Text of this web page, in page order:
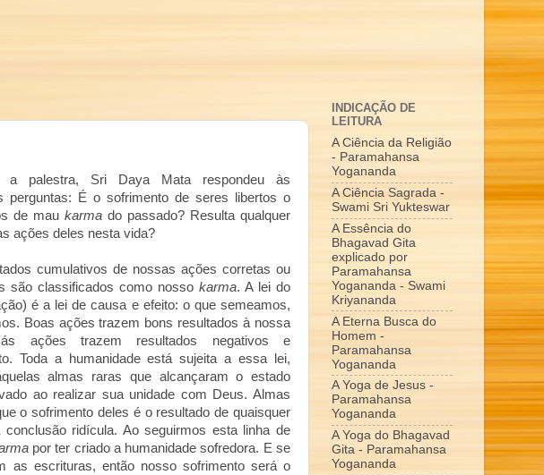
a palestra, Sri Daya Mata respondeu às
perguntas: É o sofrimento de seres libertos o
de mau karmado passado? Resulta qualquer
ações deles nesta vida?
cumulativos de nossas ações corretas ou
são classificados como nosso karma. A lei do
é a lei de causa e efeito: o que semeamos,
Boas ações trazem bons resultados à nossa
ações trazem resultados negativos e
Toda a humanidade está sujeita a essa lei,
almas raras que alcançaram o estado
ao realizar sua unidade com Deus. Almas
o sofrimento deles é o resultado de quaisquer
ridícula. Ao seguirmos esta linha de
por ter criado a humanidade sofredora. E se
as escrituras, então nosso sofrimento será o
INDICAÇÃO DE
LEITURA
A Ciência da Religião
- Paramahansa
Yogananda
A Ciência Sagrada -
Swami Sri Yukteswar
A Essência do
Bhagavad Gita
explicado por
Paramahansa
Yogananda - Swami
Kriyananda
A Eterna Busca do
Homem -
Paramahansa
Yogananda
A Yoga de Jesus -
Paramahansa
Yogananda
A Yoga do Bhagavad
Gita - Paramahansa
Yogananda